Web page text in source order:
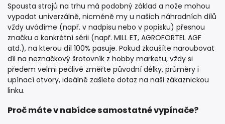
Spousta strojů na trhu má podobný základ a nože mohou
vypadat univerzálně, nicméně my u našich náhradních dílů
vždy uvádíme (např. v nadpisu nebo v popisku) přesnou
značku a konkrétní sérii (např. MILL ET, AGROFORTEL AGF
atd.), na kterou díl 100% pasuje. Pokud zkoušíte naroubovat
díl na neznačkový šrotovník z hobby marketu, vždy si
předem velmi pečlivě změřte původní délky, průměry i
upínací otvory, ideálně zašlete dotaz na naši zákaznickou
linku.
Proč máte v nabídce samostatné vypínače?